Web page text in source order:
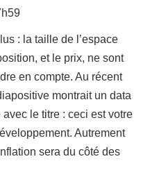
: la taille de l’espace
et le prix, ne sont
en compte. Au récent
montrait un data
le titre : ceci est votre
Autrement
sera du côté des